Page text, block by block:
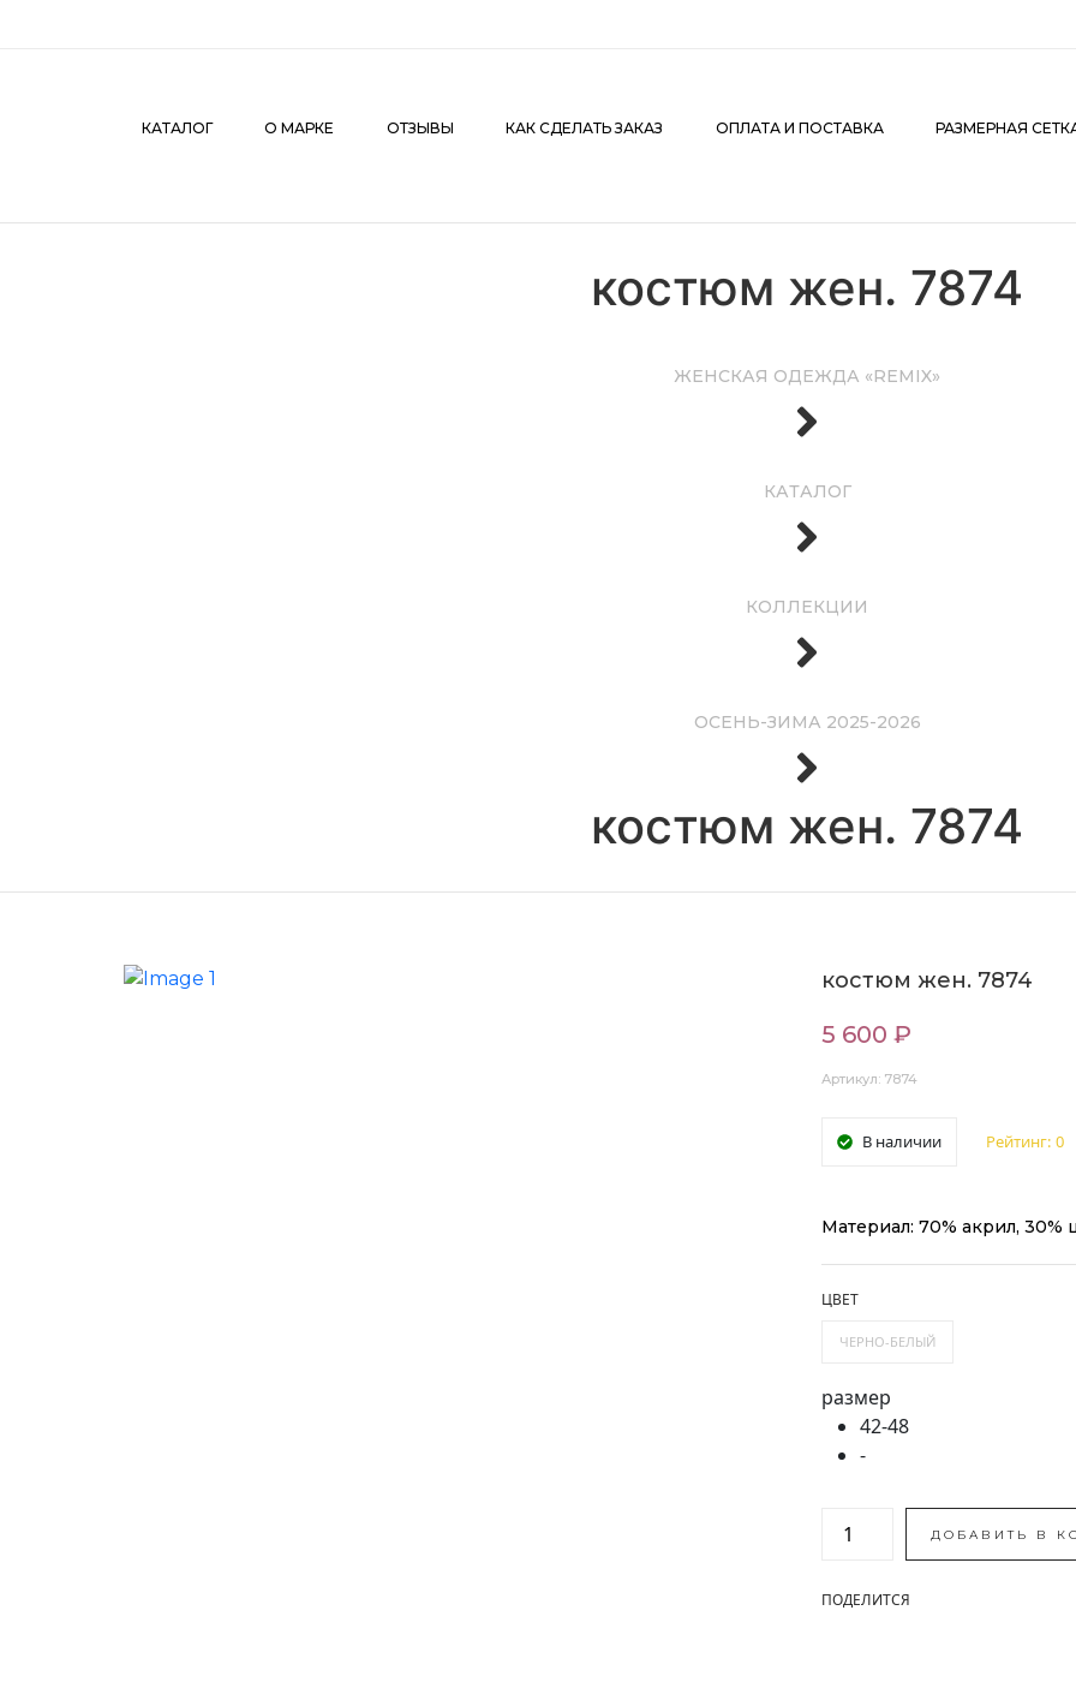
КАТАЛОГ О МАРКЕ ОТЗЫВЫ КАК СДЕЛАТЬ ЗАКАЗ ОПЛАТА И ПОСТАВКА РАЗМЕРНАЯ
костюм жен. 7874
ЖЕНСКАЯ ОДЕЖДА «REMIX»
КАТАЛОГ
КОЛЛЕКЦИИ
ОСЕНЬ-ЗИМА 2025-2026
костюм жен. 7874
костюм жен. 7874
5 600 ₽
Артикул: 7874
В наличии Рейтинг: 0
Материал: 70% акрил, 30%
ЦВЕТ
ЧЕРНО-БЕЛЫЙ
размер
42-48
-
ДОБАВИТЬ В
ПОДЕЛИТСЯ